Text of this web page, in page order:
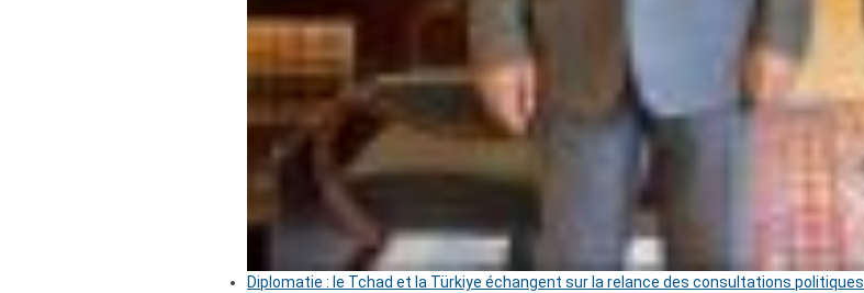
Diplomatie : le Tchad et la Türkiye échangent sur la relance des consultations politiques